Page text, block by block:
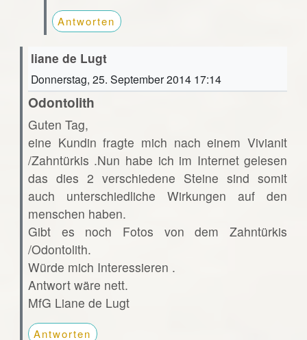
Antworten
liane de Lugt
Donnerstag, 25. September 2014 17:14
Odontolith
Guten Tag,
eine Kundin fragte mich nach einem Vivianit
/Zahntürkis .Nun habe ich im Internet gelesen
das dies 2 verschiedene Steine sind somit
auch unterschiedliche Wirkungen auf den
menschen haben.
Gibt es noch Fotos von dem Zahntürkis
/Odontolith.
Würde mich Interessieren .
Antwort wäre nett.
MfG Liane de Lugt
Antworten